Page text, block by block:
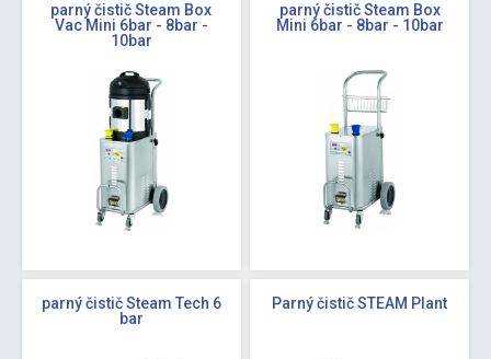
parný čistič Steam Box
Vac Mini 6bar - 8bar -
10bar
parný čistič Steam Box
Mini 6bar - 8bar - 10bar
parný čistič Steam Tech 6
bar
Parný čistič STEAM Plant